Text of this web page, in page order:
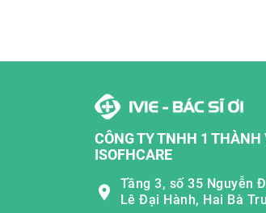
CÔNG TY TNHH 1 THÀNH
ISOFHCARE
Tầng 3, số 35 Nguyễn
Lê Đại Hành, Hai Bà